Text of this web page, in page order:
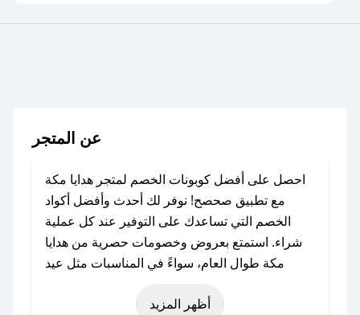
عن المتجر
احصل على أفضل كوبونات الخصم لمتجر هدايا مكة
مع تطبيق صحصح! نوفر لك أحدث وأفضل أكواد
الخصم التي تساعدك على التوفير عند كل عملية
شراء. استمتع بعروض وخصومات حصرية من هدايا
مكة طوال العام، سواءً في المناسبات مثل عيد
الفطر، عيد الأضحى، الجمعة البيضاء (شهر نوفمبر)،
رمضان، اليوم الوطني، يوم التأسيس، أو حتى عروض
أظهر المزيد